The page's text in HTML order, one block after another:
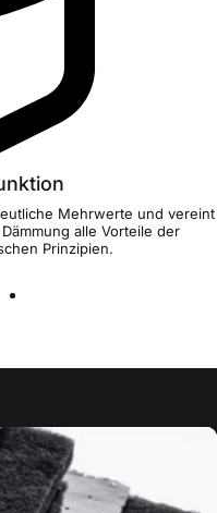
Mehrwerte und vereint
alle Vorteile der
Prinzipien.